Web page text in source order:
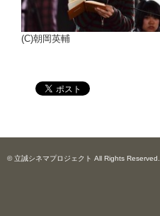
(C)朝岡英輔
© 立誠シネマプロジェクト All Rights Reserved.